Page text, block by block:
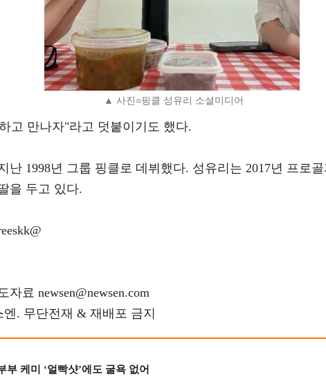
▲ 사진=핑클 성유리 소셜미디어
고 만나자"라고 덧붙이기도 했다.
난 1998년 그룹 핑클로 데뷔했다. 성유리는 2017년 프로
을 두고 있다.
자료 newsen@newsen.com
. 무단전재 & 재배포 금지
부 케미 ‘얼빡샷’에도 굴욕 없어